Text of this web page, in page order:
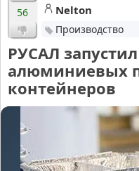
56 Nelton
Производство
РУСАЛ
алюминиевых
контейнеров